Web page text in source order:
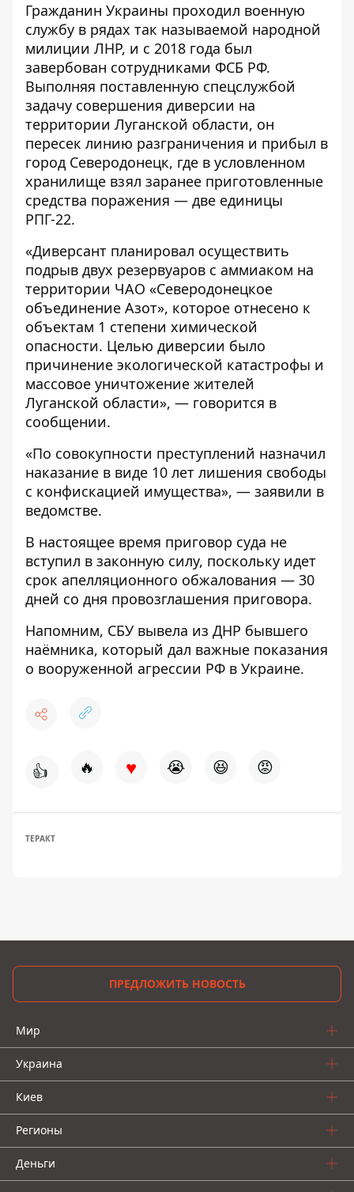
Гражданин Украины проходил военную
службу в рядах так называемой народной
милиции ЛНР, и с 2018 года был
завербован сотрудниками ФСБ РФ.
Выполняя поставленную спецслужбой
задачу совершения диверсии на
территории Луганской области, он
пересек линию разграничения и прибыл в
город Северодонецк, где в условленном
хранилище взял заранее приготовленные
средства поражения — две единицы
РПГ-22.
«Диверсант планировал осуществить
подрыв двух резервуаров с аммиаком на
территории ЧАО «Северодонецкое
объединение Азот», которое отнесено к
объектам 1 степени химической
опасности. Целью диверсии было
причинение экологической катастрофы и
массовое уничтожение жителей
Луганской области», — говорится в
сообщении.
«По совокупности преступлений назначил
наказание в виде 10 лет лишения свободы
с конфискацией имущества», — заявили в
ведомстве.
В настоящее время приговор суда не
вступил в законную силу, поскольку идет
срок апелляционного обжалования — 30
дней со дня провозглашения приговора.
Напомним, СБУ вывела из ДНР бывшего
наёмника, который дал важные показания
о вооруженной агрессии РФ в Украине.
👍 🔥 ♥ 😭 😆 😡
ТЕРАКТ
ПРЕДЛОЖИТЬ НОВОСТЬ
Мир
Украина
Киев
Регионы
Деньги